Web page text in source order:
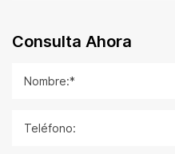
Consulta Ahora
Nombre:*
Teléfono: